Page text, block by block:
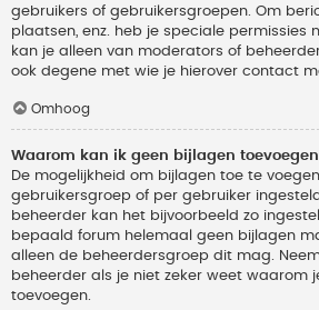
gebruikers of gebruikersgroepen. Om
plaatsen, enz. heb je speciale permissies
kan je alleen van moderators of
ook degene met wie je hierover contact
Omhoog
Waarom kan ik geen bijlagen
De mogelijkheid om bijlagen toe te
gebruikersgroep of per gebruiker
beheerder kan het bijvoorbeeld zo
bepaald forum helemaal geen bijlagen
alleen de beheerdersgroep dit mag.
beheerder als je niet zeker weet waarom
toevoegen.